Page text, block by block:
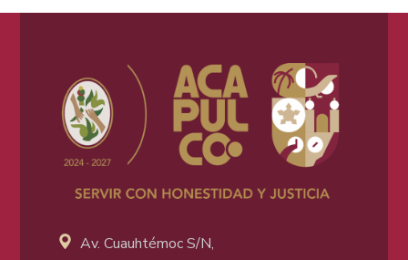
Av. Cuauhtémoc S/N,